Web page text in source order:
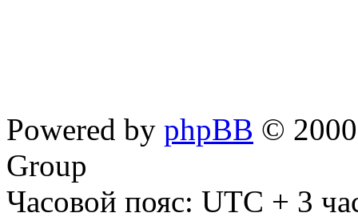
Powered by phpBB ©
Group
Часовой пояс: UTC + 3